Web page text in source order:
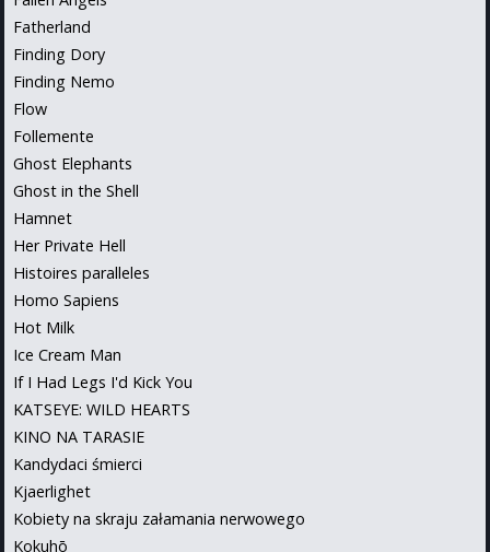
Fatherland
Finding Dory
Finding Nemo
Flow
Follemente
Ghost Elephants
Ghost in the Shell
Hamnet
Her Private Hell
Histoires paralleles
Homo Sapiens
Hot Milk
Ice Cream Man
If I Had Legs I'd Kick You
KATSEYE: WILD HEARTS
KINO NA TARASIE
Kandydaci śmierci
Kjaerlighet
Kobiety na skraju załamania nerwowego
Kokuhō